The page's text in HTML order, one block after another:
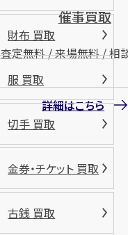
催事買取
査定無料 / 来場無料 / 相
詳細はこちら
財布 買取
服 買取
切手 買取
金券・チケット 買取
古銭 買取